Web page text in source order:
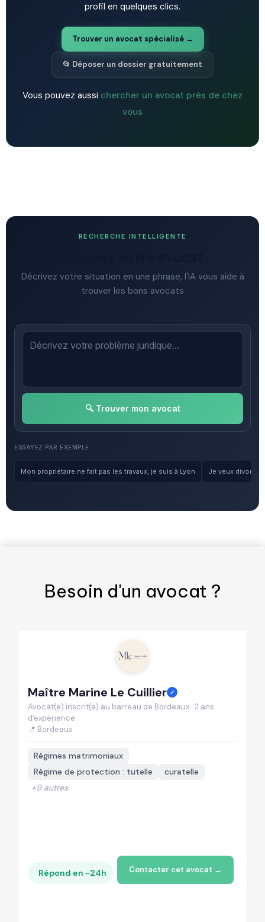
profil en quelques clics.
Trouver un avocat spécialisé →
📂 Déposer un dossier gratuitement
Vous pouvez aussi chercher un avocat près de chez
vous
RECHERCHE INTELLIGENTE
Décrivez votre situation en une phrase, l'IA vous aide à
trouver les bons avocats
🔍 Trouver mon avocat
ESSAYEZ PAR EXEMPLE :
Mon propriétaire ne fait pas les travaux, je suis à Lyon Je veux
Besoin d'un avocat ?
Maître Marine Le Cuillier ✓
Avocat(e) inscrit(e) au barreau de Bordeaux · 2 ans
d'experience.
📍 Bordeaux
Régimes matrimoniaux
Régime de protection : tutelle
curatelle
+9 autres
Répond en ~24h Contacter cet avocat →